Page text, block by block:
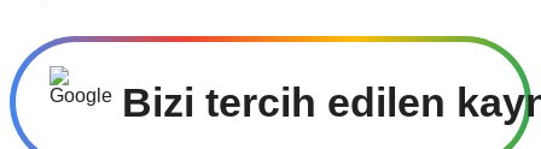
Bizi tercih edilen